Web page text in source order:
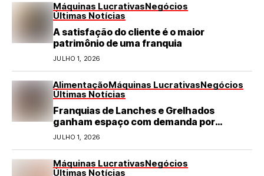
Máquinas LucrativasNegócios
Últimas Notícias
A satisfação do cliente é o maior
patrimônio de uma franquia
JULHO 1, 2026
AlimentaçãoMáquinas LucrativasNegócios
Últimas Notícias
Franquias de Lanches e Grelhados
ganham espaço com demanda por
refeições rápidas e de qualidade
JULHO 1, 2026
Máquinas LucrativasNegócios
Últimas Notícias